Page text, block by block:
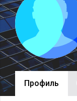
Профиль